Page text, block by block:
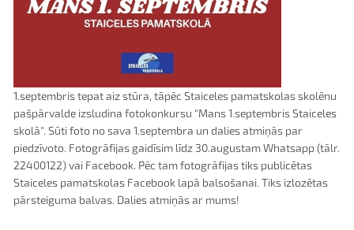
1.septembris tepat aiz stūra, tāpēc Staiceles pamatskolas skolēnu
pašpārvalde izsludina fotokonkursu "Mans 1.septembris Staiceles
skolā". Sūti foto no sava 1.septembra un dalies atmiņās par
piedzīvoto. Fotogrāfijas gaidīsim līdz 30.augustam Whatsapp (tālr.
22400122) vai Facebook. Pēc tam fotogrāfijas tiks publicētas
Staiceles pamatskolas Facebook lapā balsošanai. Tiks izlozētas
pārsteiguma balvas. Dalies atmiņās ar mums!